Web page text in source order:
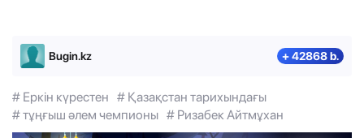
Bugin.kz + 42868 b.
# Еркін күрестен # Қазақстан тарихындағы
# тұңғыш әлем чемпионы # Ризабек Айтмұхан